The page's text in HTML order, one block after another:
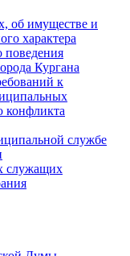
об имуществе и
характера
поведения
Кургана
к
конфликта
службе
служащих